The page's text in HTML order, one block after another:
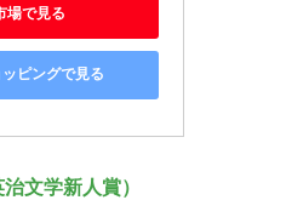
場で見る
ピングで見る
文学新人賞）